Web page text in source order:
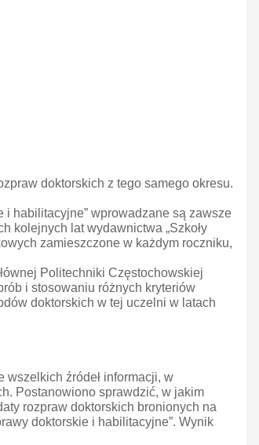
doktorskich z tego samego okresu.
i habilitacyjne” wprowadzane są zawsze
kolejnych lat wydawnictwa „Szkoły
zamieszczone w każdym roczniku,
Politechniki Częstochowskiej
i stosowaniu różnych kryteriów
doktorskich w tej uczelni w latach
źródeł informacji, w
Postanowiono sprawdzić, w jakim
rozpraw doktorskich bronionych na
doktorskie i habilitacyjne”. Wynik